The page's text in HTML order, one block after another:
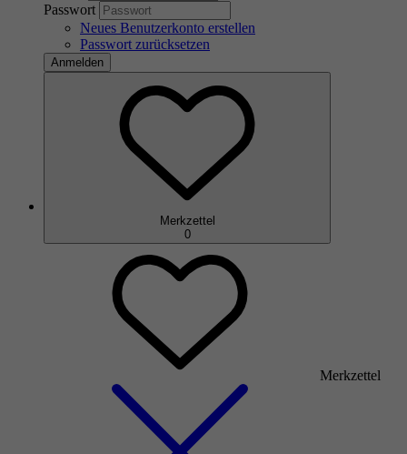
Passwort
Neues Benutzerkonto erstellen
Passwort zurücksetzen
Anmelden
Merkzettel
0
Merkzettel